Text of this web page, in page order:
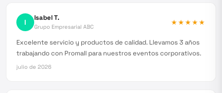
I Isabel T.
Grupo Empresarial ABC
★★★★★
Excelente servicio y productos de calidad. Llevamos 3 años
trabajando con Promall para nuestros eventos corporativos.
julio de 2026